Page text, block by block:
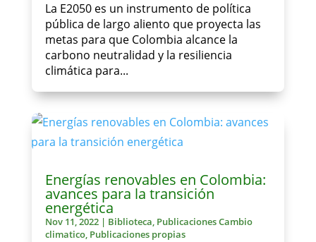
La E2050 es un instrumento de política
pública de largo aliento que proyecta las
metas para que Colombia alcance la
carbono neutralidad y la resiliencia
climática para...
Energías renovables en Colombia:
avances para la transición
energética
Nov 11, 2022| Biblioteca, Publicaciones Cambio
climatico, Publicaciones propias